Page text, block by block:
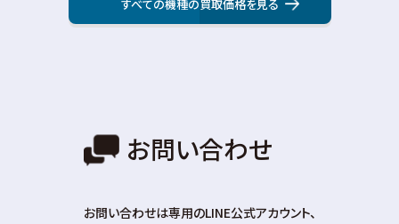
すべての機種の買取価格を見る
お問い合わせ
お問い合わせは専⽤のLINE公式アカウント、